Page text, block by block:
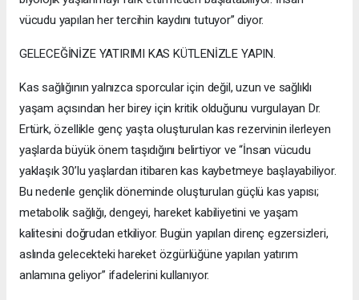
vücudu yapılan her tercihin kaydını tutuyor” diyor.
GELECEĞİNİZE YATIRIMI KAS KÜTLENİZLE YAPIN.
Kas sağlığının yalnızca sporcular için değil, uzun ve sağlıklı
yaşam açısından her birey için kritik olduğunu vurgulayan Dr.
Ertürk, özellikle genç yaşta oluşturulan kas rezervinin ilerleyen
yaşlarda büyük önem taşıdığını belirtiyor ve “İnsan vücudu
yaklaşık 30’lu yaşlardan itibaren kas kaybetmeye başlayabiliyor.
Bu nedenle gençlik döneminde oluşturulan güçlü kas yapısı;
metabolik sağlığı, dengeyi, hareket kabiliyetini ve yaşam
kalitesini doğrudan etkiliyor. Bugün yapılan direnç egzersizleri,
aslında gelecekteki hareket özgürlüğüne yapılan yatırım
anlamına geliyor” ifadelerini kullanıyor.